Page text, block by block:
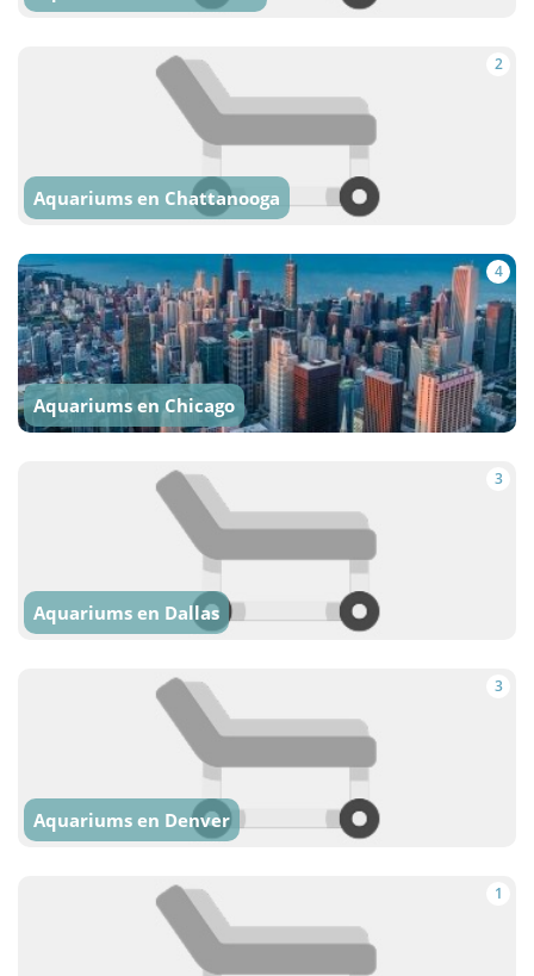
2
Aquariums en Chattanooga
4
Aquariums en Chicago
3
Aquariums en Dallas
3
Aquariums en Denver
1